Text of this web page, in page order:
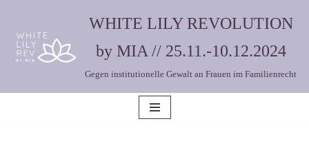
Zum
Inhalt
WHITE LILY REVOLUTION
by MIA // 25.11.-10.12.2024
Gegen institutionelle Gewalt an Frauen im Familienrecht